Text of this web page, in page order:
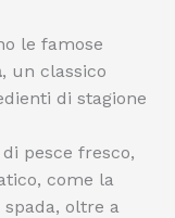
le famose
, un classico
di stagione
pesce fresco,
come la
oltre a